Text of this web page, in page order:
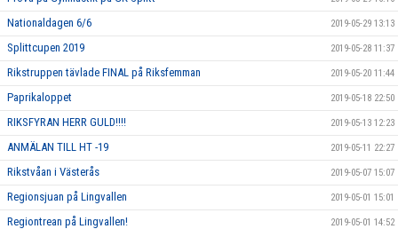
Nationaldagen 6/6 2019-05-29 13:13
Splittcupen 2019 2019-05-28 11:37
Rikstruppen tävlade FINAL på Riksfemman 2019-05-20 11:44
Paprikaloppet 2019-05-18 22:50
RIKSFYRAN HERR GULD!!!! 2019-05-13 12:23
ANMÄLAN TILL HT -19 2019-05-11 22:27
Rikstvåan i Västerås 2019-05-07 15:07
Regionsjuan på Lingvallen 2019-05-01 15:01
Regiontrean på Lingvallen! 2019-05-01 14:52